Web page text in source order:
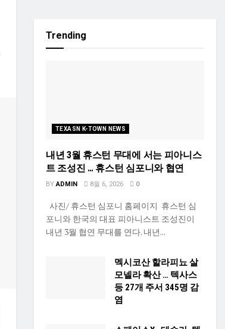
Trending
TEXASN K-TOWN NEWS
내년 3월 휴스턴 무대에 서는 피아니스
트 조성진 … 휴스턴 심포니와 협연
BY ADMIN 8월 6, 2026 0
사진/ 휴스턴 심포니 홈페이지 휴스턴 심
포니와 한국의 대표 피아니스트 조성진이
내년 3월 협연 무대를 연다. 내년...
멕시코산 할라피뇨 살
모넬라 확산 … 텍사스
등 27개 주서 345명 감
염